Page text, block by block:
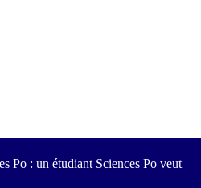
Po : un étudiant Sciences Po veut